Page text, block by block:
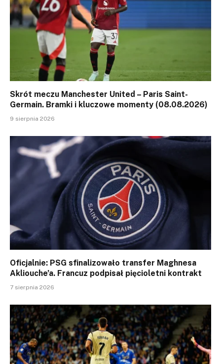
Skrót meczu Manchester United – Paris Saint-
Germain. Bramki i kluczowe momenty (08.08.2026)
9 sierpnia 2026
Oficjalnie: PSG sfinalizowało transfer Maghnesa
Akliouche’a. Francuz podpisał pięcioletni kontrakt
7 sierpnia 2026